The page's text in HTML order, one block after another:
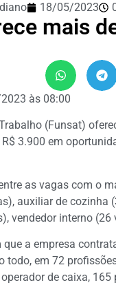
18/05/2023
mais
às 08:00
(Funsat)
3.900 em
as vagas com o
auxiliar de cozinha
vendedor interno
que a empresa
todo, em 72
de caixa,